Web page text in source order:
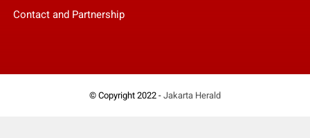
Contact and Partnership
© Copyright 2022 - Jakarta Herald